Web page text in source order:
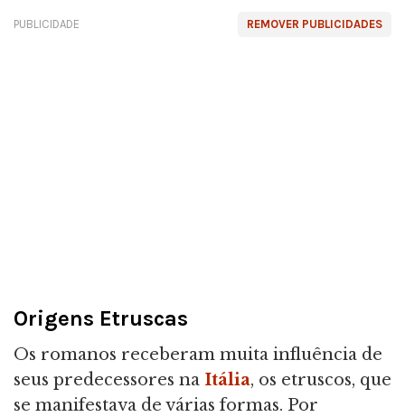
REMOVER PUBLICIDADES
PUBLICIDADE
Origens Etruscas
Os romanos receberam muita influência de
seus predecessores na Itália, os etruscos, que
se manifestava de várias formas. Por